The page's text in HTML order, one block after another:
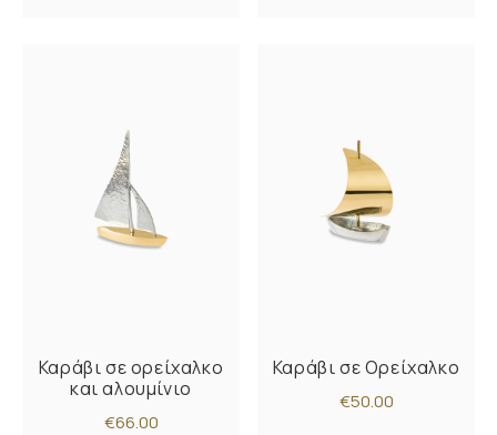
Καράβι σε ορείχαλκο
και αλουμίνιο
€66.00
Καράβι σε Ορείχαλκο
€50.00